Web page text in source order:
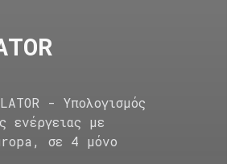
- Υπολογισμός
ενέργειας με
σε 4 μόνο